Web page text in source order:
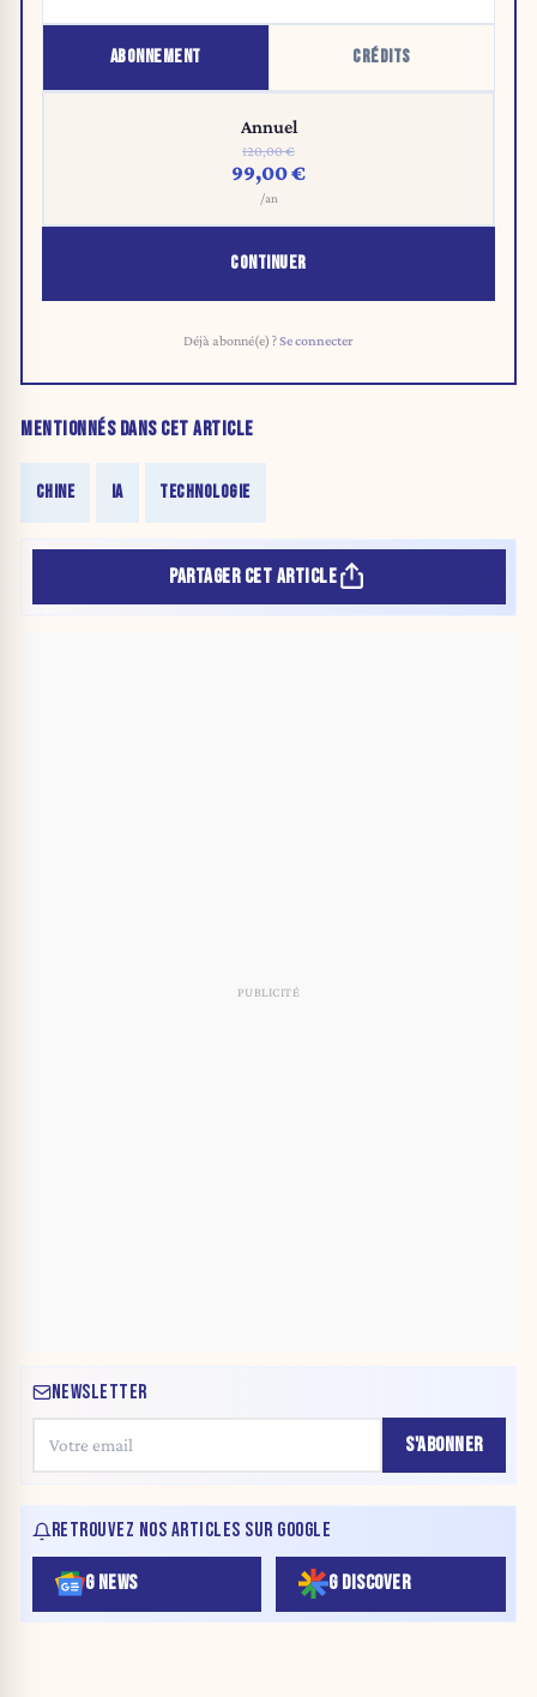
ABONNEMENT CRÉDITS
Annuel
120,00 €
99,00 €
/an
CONTINUER
Déjà abonné(e) ?Se connecter
MENTIONNÉS DANS CET ARTICLE
CHINE IA TECHNOLOGIE
PARTAGER CET ARTICLE
NEWSLETTER
S'ABONNER
RETROUVEZ NOS ARTICLES SUR GOOGLE
G NEWS G DISCOVER